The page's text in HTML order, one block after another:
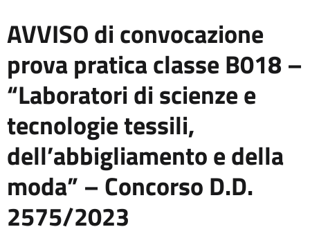
AVVISO di convocazione
prova pratica classe B018 –
“Laboratori di scienze e
tecnologie tessili,
dell’abbigliamento e della
moda” – Concorso D.D.
2575/2023